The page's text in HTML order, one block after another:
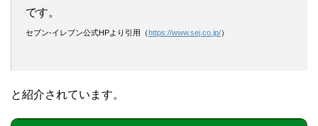
です。
セブン-イレブン公式HPより引用（https://www.sej.co.jp/）
と紹介されています。